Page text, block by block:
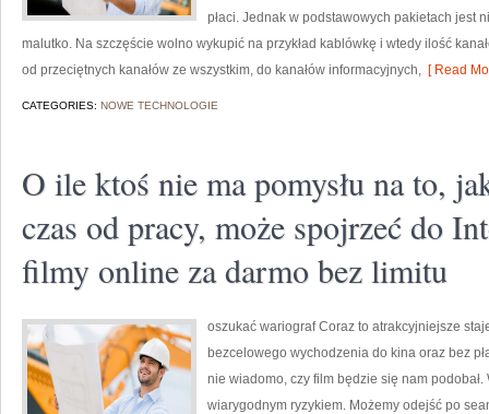
płaci. Jednak w podstawowych pakietach jest
malutko. Na szczęście wolno wykupić na przykład kablówkę i wtedy ilość
od przeciętnych kanałów ze wszystkim, do kanałów informacyjnych, [ Read
CATEGORIES: NOWE TECHNOLOGIE
O ile ktoś nie ma pomysłu na to,
czas od pracy, może spojrzeć do
filmy online za darmo bez limitu
oszukać wariograf Coraz to atrakcyjniejsze
bezcelowego wychodzenia do kina oraz bez
nie wiadomo, czy film będzie się nam
wiarygodnym ryzykiem. Możemy odejść po